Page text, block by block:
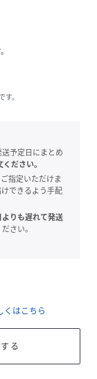
す。
予定日にまとめ
ださい。
指定いただけま
できるよう手配
りも遅れて発送
さい。
くはこちら
る